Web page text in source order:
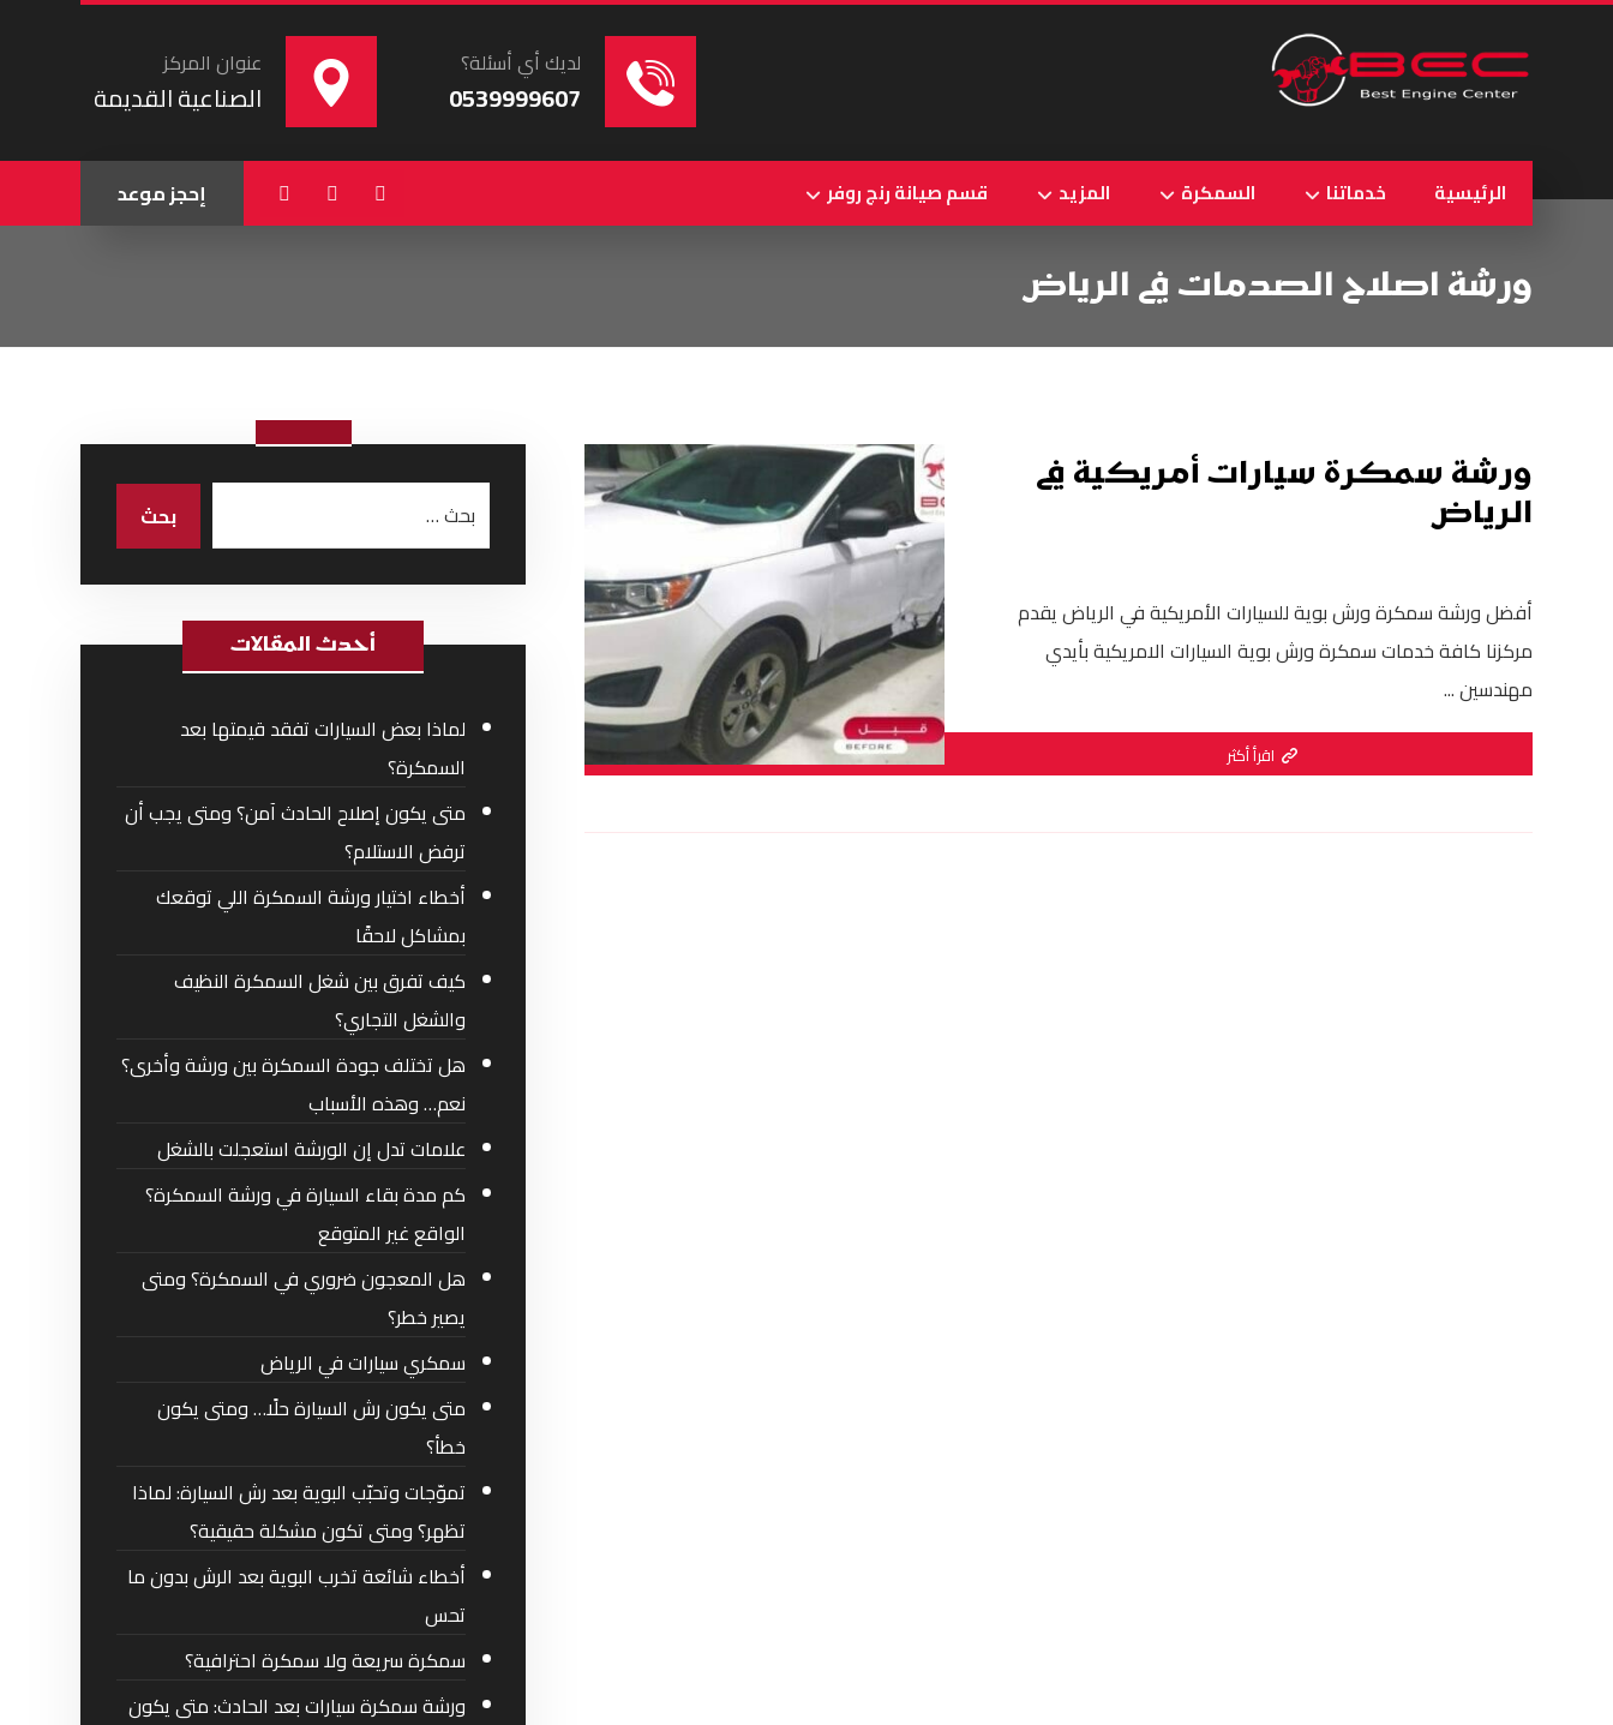
عنوان المركز
الصناعية القديمة
لديك أي أسئلة؟
0539999607
الرئيسية خدماتنا السمكرة المزيد قسم صيانة رنج روفر إحجز موعد
ورشة اصلاح الصدمات في الرياض
ورشة سمكرة سيارات أمريكية في
الرياض
أفضل ورشة سمكرة ورش بوية للسيارات الأمريكية في الرياض يقدم
مركزنا كافة خدمات سمكرة ورش بوية السيارات الامريكية بأيدي
مهندسين ...
اقرأ أكثر
أحدث المقالات
لماذا بعض السيارات تفقد قيمتها بعد
السمكرة؟
متى يكون إصلاح الحادث آمن؟ ومتى يجب أن
ترفض الاستلام؟
أخطاء اختيار ورشة السمكرة اللي توقعك
بمشاكل لاحقًا
كيف تفرق بين شغل السمكرة النظيف
والشغل التجاري؟
هل تختلف جودة السمكرة بين ورشة وأخرى؟
نعم… وهذه الأسباب
علامات تدل إن الورشة استعجلت بالشغل
كم مدة بقاء السيارة في ورشة السمكرة؟
الواقع غير المتوقع
هل المعجون ضروري في السمكرة؟ ومتى
يصير خطر؟
سمكري سيارات في الرياض
متى يكون رش السيارة حلًا… ومتى يكون
خطأ؟
تموّجات وتحبّب البوية بعد رش السيارة: لماذا
تظهر؟ ومتى تكون مشكلة حقيقية؟
أخطاء شائعة تخرب البوية بعد الرش بدون ما
تحس
سمكرة سريعة ولا سمكرة احترافية؟
ورشة سمكرة سيارات بعد الحادث: متى يكون